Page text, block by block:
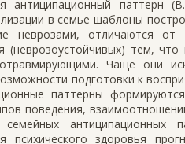
антиципационный паттерн
в семье шаблоны
неврозами, отличаются
(неврозоустойчивых) тем,
Чаще они
подготовки к
паттерны
поведения,
антиципационных
психического здоровья